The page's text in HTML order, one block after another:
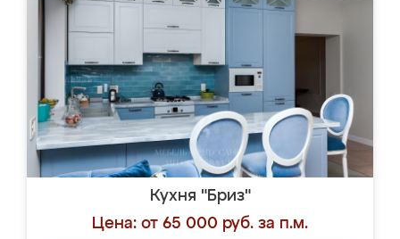
Кухня "Бриз"
Цена: от 65 000 руб. за п.м.